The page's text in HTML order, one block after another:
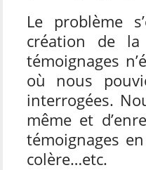
Le problème
création de
témoignages
où nous
interrogées.
même et
témoignages
colère…etc.